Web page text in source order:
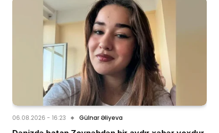
06.08.2026 - 16:23 Gülnar Əliyeva